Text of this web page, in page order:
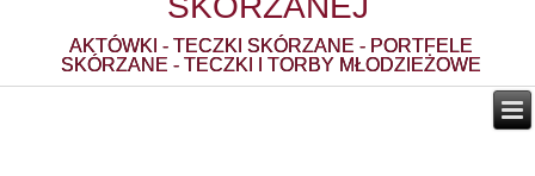
AKTÓWKI - TECZKI SKÓRZANE - PORTFELE
SKÓRZANE - TECZKI I TORBY MŁODZIEŻOWE